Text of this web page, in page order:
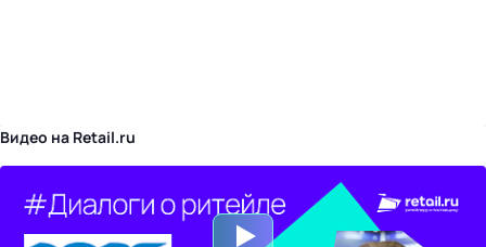
Видео на Retail.ru